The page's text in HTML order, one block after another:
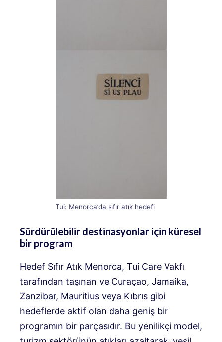
Tui: Menorca’da sıfır atık hedefi
Sürdürülebilir destinasyonlar için küresel
bir program
Hedef Sıfır Atık Menorca, Tui Care Vakfı
tarafından taşınan ve Curaçao, Jamaika,
Zanzibar, Mauritius veya Kıbrıs gibi
hedeflerde aktif olan daha geniş bir
programın bir parçasıdır. Bu yenilikçi model,